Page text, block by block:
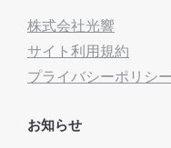
株式会社光響
サイト利用規約
プライバシーポリシー
お知らせ